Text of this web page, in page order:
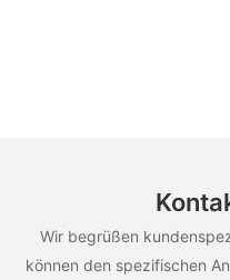
Wir begrüßen
können den spezifischen